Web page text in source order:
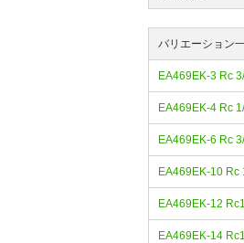
バリエーション
EA469EK-3 Rc
EA469EK-4 Rc
EA469EK-6 Rc
EA469EK-10 Rc
EA469EK-12
EA469EK-14